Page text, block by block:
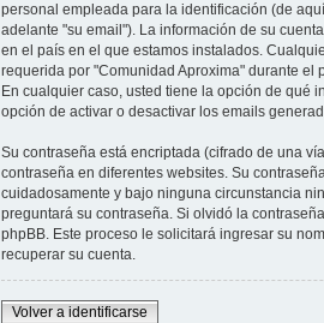
personal empleada para la identificación (de
adelante "su email"). La información de su
en el país en el que estamos instalados.
requerida por "Comunidad Aproxima" durante el
En cualquier caso, usted tiene la opción de qué
opción de activar o desactivar los emails
Su contraseña está encriptada (cifrado de una
contraseña en diferentes websites. Su
cuidadosamente y bajo ninguna circunstancia
preguntará su contraseña. Si olvidó la
phpBB. Este proceso le solicitará ingresar su
recuperar su cuenta.
Volver a identificarse